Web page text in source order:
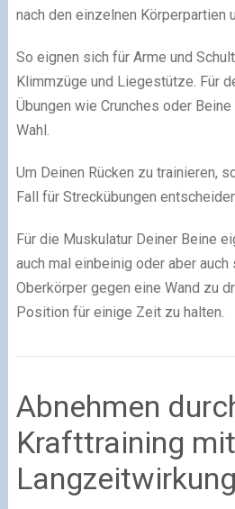
nach den einzelnen Körperpartien
So eignen sich für Arme und
Klimmzüge und Liegestütze. Für
Übungen wie Crunches oder
Wahl.
Um Deinen Rücken zu trainieren,
Fall für Streckübungen
Für die Muskulatur Deiner Beine
auch mal einbeinig oder aber
Oberkörper gegen eine Wand zu
Position für einige Zeit zu halten.
Abnehmen
Krafttraining mit
Langzeitwirkung